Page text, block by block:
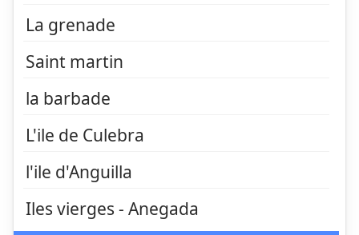
La grenade
Saint martin
la barbade
L'ile de Culebra
l'ile d'Anguilla
Iles vierges - Anegada